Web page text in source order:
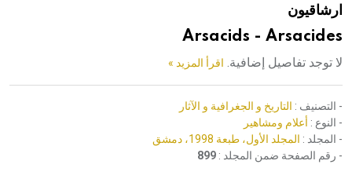
هيئة الموسوعة العربية تطلق موسوعات جديدة في عام 2026ارشاقيون
Arsacids - Arsacides
لا توجد تفاصيل إضافية. اقرأ المزيد »
- التصنيف : التاريخ و الجغرافية و الآثار
- النوع : أعلام ومشاهير
- المجلد : المجلد الأول، طبعة 1998، دمشق
- رقم الصفحة ضمن المجلد : 899